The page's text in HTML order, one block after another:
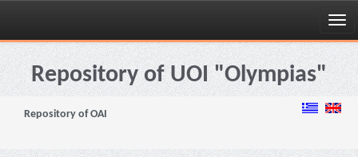
Skip
navigationRepository of UOI "Olympias"
Repository of OAI